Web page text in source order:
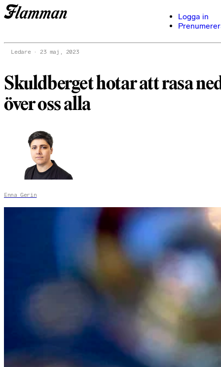
Logga in
Ledare 23 maj, 2023
Skuldberget hotar att rasa
över oss alla
Enna Gerin